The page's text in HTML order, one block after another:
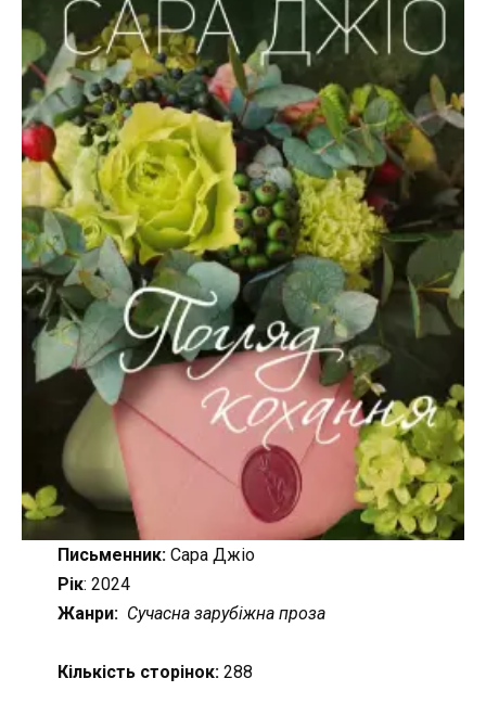
Письменник:Сара Джіо
Рік: 2024
Жанри: Сучасна зарубіжна проза
Кількість сторінок:288